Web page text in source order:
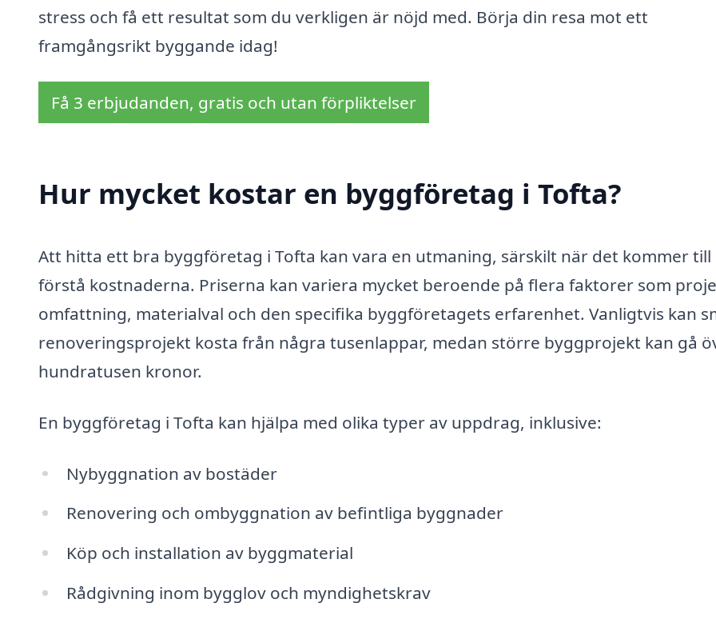
stress och få ett resultat som du verkligen är nöjd med. Börja din resa mot ett
framgångsrikt byggande idag!
Få 3 erbjudanden, gratis och utan förpliktelser
Hur mycket kostar en byggföretag i Tofta?
Att hitta ett bra byggföretag i Tofta kan vara en utmaning, särskilt när det kommer till
förstå kostnaderna. Priserna kan variera mycket beroende på flera faktorer som
omfattning, materialval och den specifika byggföretagets erfarenhet. Vanligtvis kan
renoveringsprojekt kosta från några tusenlappar, medan större byggprojekt kan gå
hundratusen kronor.
En byggföretag i Tofta kan hjälpa med olika typer av uppdrag, inklusive:
Nybyggnation av bostäder
Renovering och ombyggnation av befintliga byggnader
Köp och installation av byggmaterial
Rådgivning inom bygglov och myndighetskrav